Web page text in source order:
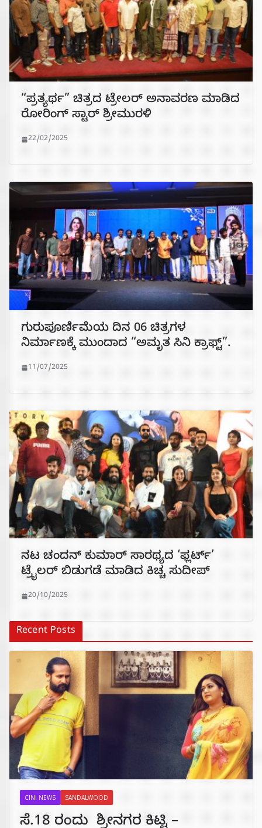
“ಪ್ರತ್ಯರ್ಥ” ಚಿತ್ರದ ಟ್ರೇಲರ್ ಅನಾವರಣ ಮಾಡಿದ
ರೋರಿಂಗ್ ಸ್ಟಾರ್ ಶ್ರೀಮುರಳಿ
22/02/2025
ಗುರುಪೂರ್ಣಿಮೆಯ ದಿನ 06 ಚಿತ್ರಗಳ
ನಿರ್ಮಾಣಕ್ಕೆ ಮುಂದಾದ “ಅಮೃತ ಸಿನಿ ಕ್ರಾಫ್ಟ್”.
11/07/2025
ನಟ ಚಂದನ್ ಕುಮಾರ್ ಸಾರಥ್ಯದ ‘ಫ್ಲರ್ಟ್’
ಟ್ರೈಲರ್ ಬಿಡುಗಡೆ ಮಾಡಿದ ಕಿಚ್ಚ ಸುದೀಪ್
20/10/2025
Recent Posts
CINI NEWS SANDALWOOD
ಸೆ.18 ರಂದು ಶ್ರೀನಗರ ಕಿಟ್ಟಿ –